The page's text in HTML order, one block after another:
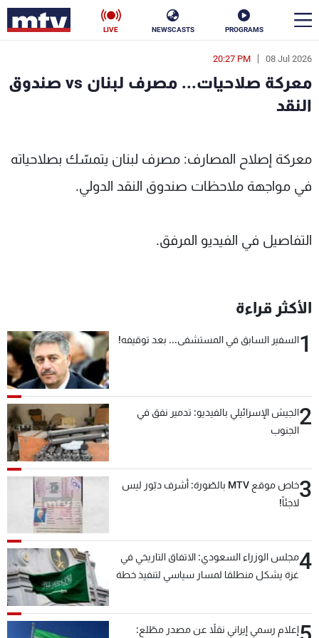
PROGRAMS
NEWSCASTS
LIVE
08 Jul 2026
20:27 PM
معركة صلاحيات... مصرف لبنان vs صندوق
النقد
معركة إصلاح المصارف: مصرف لبنان يتمسّك بصلاحياته
في مواجهة ملاحظات صندوق النقد الدولي.
التفاصيل في الفيديو المرفق.
الأكثر قراءة
1السفير السابق في المستشفى... بعد توقيفه!
2الجيش الإسرائيلي بالفيديو: تدمير نفق في
الجنوب
3
خاص موقع MTV بالصّورة: أشرف دبّور ليس
لاجئاً!
4مجلس الوزراء السعودي: الاتفاق التاريخي في
غزة يشكل منطلقا لمسار سياسي لتنفيذ خطة
إعلام رسمي إيراني نقلاً عن مصدر مطّلع:
en
الأخبار
إقتصاد فن
منوعات رياضة
البرامج
جدول البرامج
شاهد البرامج
الترددات
عن MTV
الإنـتـاج
لاعلاناتكم
وظائف
تواصل معنا
شروط الإسـتخدام
سياسة الخصوصية